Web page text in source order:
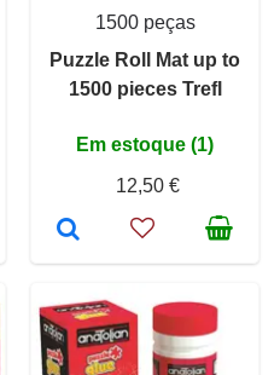
1500 peças
Puzzle Roll Mat up to
1500 pieces Trefl
Em estoque (1)
12,50 €